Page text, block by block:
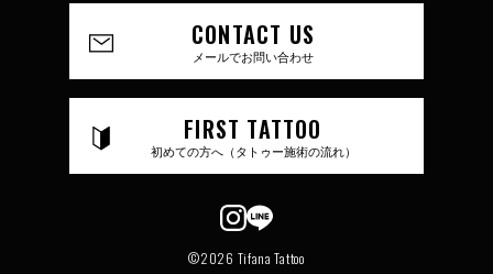
CONTACT US
メールでお問い合わせ
FIRST TATTOO
初めての方へ（タトゥー施術の流れ）
©2026 Tifana Tattoo